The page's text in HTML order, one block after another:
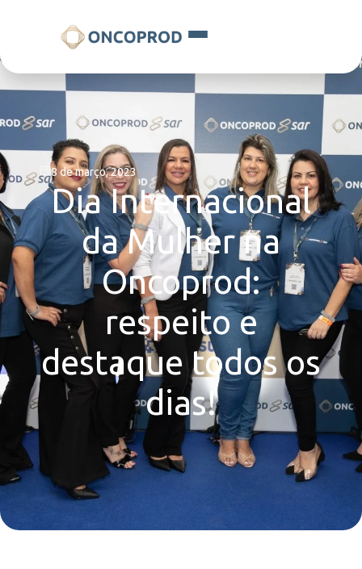
8 de março, 2023
Dia Internacional
da Mulher na
Oncoprod:
respeito e
destaque todos os
dias!